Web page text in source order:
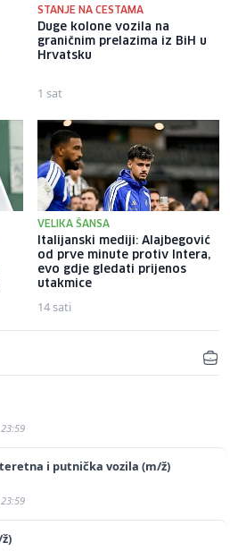
STANJE NA CESTAMA
Duge kolone vozila na
graničnim prelazima iz BiH u
Hrvatsku
1 sat
VELIKA ŠANSA
Italijanski mediji: Alajbegović
od prve minute protiv Intera,
evo gdje gledati prijenos
utakmice
14 sati
i putnička vozila (m/ž)